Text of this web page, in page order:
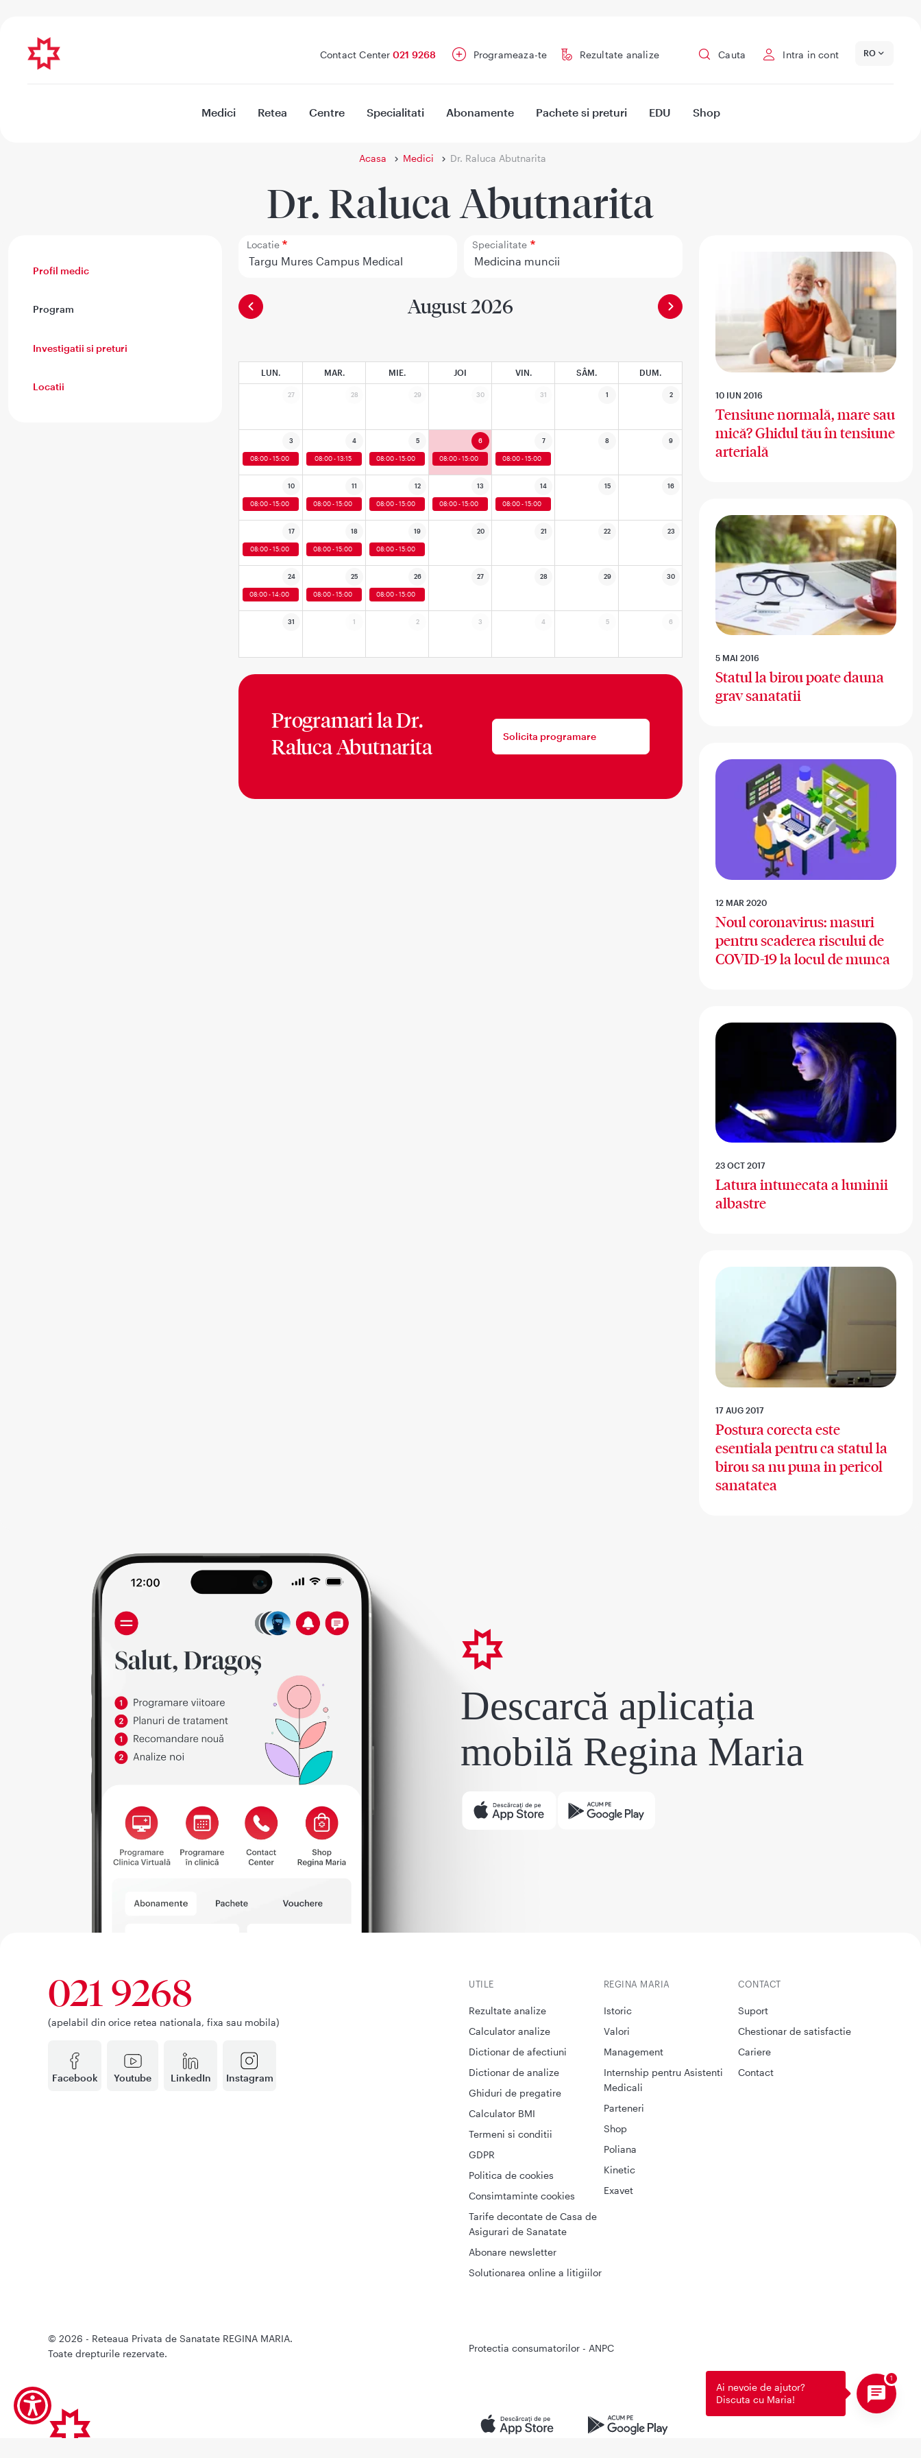
Contact Center 021 9268 Programeaza-te Rezultate analize Cauta Intra in cont RO
Medici Retea Centre Specialitati Abonamente Pachete si preturi EDU Shop
Acasa Medici Dr. Raluca Abutnarita
Dr. Raluca Abutnarita
Profil medic
Program
Investigatii si preturi
Locatii
Locatie Specialitate
August 2026
LUN. MAR. MIE. JOI VIN. SÂM. DUM.
27 28 29 30 31 1 2
3 4 5 6 7 8 9
08:00 - 15:00 08:00 - 13:15 08:00 - 15:00 08:00 - 15:00 08:00 - 15:00
10 11 12 13 14 15 16
08:00 - 15:00 08:00 - 15:00 08:00 - 15:00 08:00 - 15:00 08:00 - 15:00
17 18 19 20 21 22 23
08:00 - 15:00 08:00 - 15:00 08:00 - 15:00
24 25 26 27 28 29 30
08:00 - 14:00 08:00 - 15:00 08:00 - 15:00
31 1 2 3 4 5 6
Programari laDr.
Raluca Abutnarita
Solicita programare
10 IUN 2016
Tensiune normală, mare sau
mică? Ghidul tău în tensiune
arterială
5 MAI 2016
Statul la birou poate dauna
grav sanatatii
12 MAR 2020
Noul coronavirus: masuri
pentru scaderea riscului de
COVID-19 la locul de munca
23 OCT 2017
Latura intunecata a luminii
albastre
17 AUG 2017
Postura corecta este
esentiala pentru ca statul la
birou sa nu puna in pericol
sanatatea
Descarcă aplicația
mobilă Regina Maria
Facebook Youtube LinkedIn Instagram
021 9268
(apelabil din orice retea nationala, fixa sau mobila)
UTILE
Rezultate analize
Calculator analize
Dictionar de afectiuni
Dictionar de analize
Ghiduri de pregatire
Calculator BMI
Termeni si conditii
GDPR
Politica de cookies
Consimtaminte cookies
Tarife decontate de Casa de
Asigurari de Sanatate
Abonare newsletter
Solutionarea online a litigiilor
CONTACT
Suport
Chestionar de satisfactie
Cariere
Contact
REGINA MARIA
Istoric
Valori
Management
Internship pentru Asistenti
Medicali
Parteneri
Shop
Poliana
Kinetic
Exavet
Protectia consumatorilor - ANPC
© 2026 - Reteaua Privata de Sanatate REGINA MARIA.
Toate drepturile rezervate.
Ai nevoie de ajutor?
Discuta cu Maria!